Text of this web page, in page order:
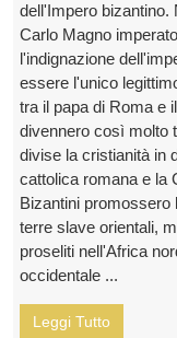
dell'Impero bizantino.
Carlo Magno
l'indignazione
essere l'unico
tra il papa di Roma e
divennero così molto
divise la cristianità in
cattolica romana e la
Bizantini promossero
terre slave orientali,
proseliti nell'Africa
occidentale ...
Leggi Tutto